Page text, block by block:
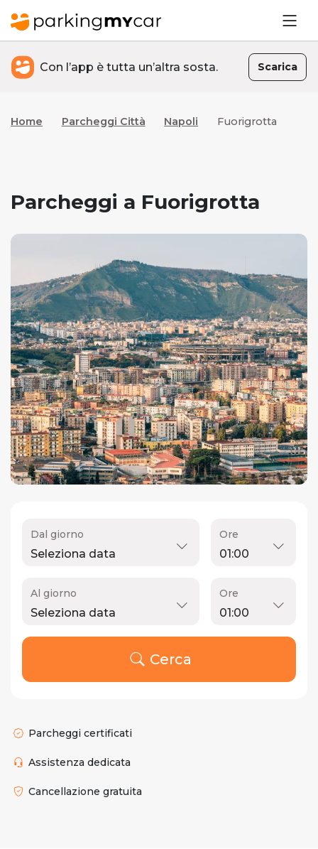
Con l’app è tutta un’altra sosta. Scarica
Home Parcheggi Città Napoli Fuorigrotta
Parcheggi a Fuorigrotta
Dal giorno Ore
Al giorno Ore
Cerca
Parcheggi certificati
Assistenza dedicata
Cancellazione gratuita